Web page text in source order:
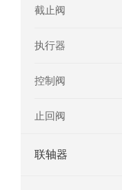
截止阀
执行器
控制阀
止回阀
联轴器